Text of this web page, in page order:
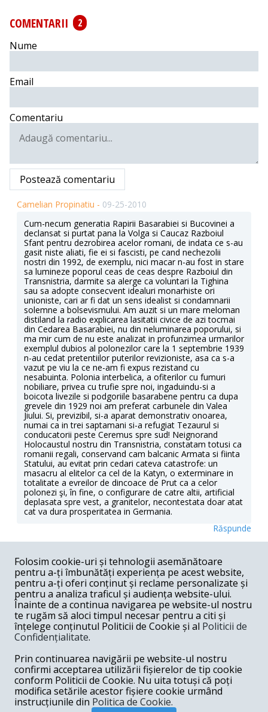
COMENTARII
2
Nume
Email
Comentariu
Postează comentariu
Camelian Propinatiu - 09-25-2010
Cum-necum generatia Rapirii Basarabiei si Bucovinei a
declansat si purtat pana la Volga si Caucaz Razboiul
Sfant pentru dezrobirea acelor romani, de indata ce s-au
gasit niste aliati, fie ei si fascisti, pe cand nechezolii
nostri din 1992, de exemplu, nici macar n-au fost in stare
sa lumineze poporul ceas de ceas despre Razboiul din
Transnistria, darmite sa alerge ca voluntari la Tighina
sau sa adopte consecvent idealuri monarhiste ori
unioniste, cari ar fi dat un sens idealist si condamnarii
solemne a bolsevismului. Am auzit si un mare meloman
distiland la radio explicarea lasitatii civice de azi tocmai
din Cedarea Basarabiei, nu din neluminarea poporului, si
ma mir cum de nu este analizat in profunzimea urmarilor
exemplul dubios al polonezilor care la 1 septembrie 1939
n-au cedat pretentiilor puterilor revizioniste, asa ca s-a
vazut pe viu la ce ne-am fi expus rezistand cu
nesabuinta. Polonia interbelica, a ofiterilor cu fumuri
nobiliare, privea cu trufie spre noi, ingaduindu-si a
boicota livezile si podgoriile basarabene pentru ca dupa
grevele din 1929 noi am preferat carbunele din Valea
Jiului. Si, previzibil, si-a aparat demonstrativ onoarea,
numai ca in trei saptamani si-a refugiat Tezaurul si
conducatorii peste Ceremus spre sud! Neignorand
Holocaustul nostru din Transnistria, constatam totusi ca
romanii regali, conservand cam balcanic Armata si fiinta
Statului, au evitat prin cedari cateva catastrofe: un
masacru al elitelor ca cel de la Katyn, o exterminare in
totalitate a evreilor de dincoace de Prut ca a celor
polonezi şi, în fine, o configurare de catre altii, artificial
deplasata spre vest, a granitelor, necontestata doar atat
cat va dura prosperitatea in Germania.
Răspunde
punctul 7: "înrăutăţirea" situaţiei interne?? deja cel care
scrie acest articol exprimă o judecată de valoare.
Înrăutăţită faţă de care altă situaţie? De cea precedentă?
Pâi trecerea de la un parlament liberal framentar la un
regim totalita...r legionar din contra e o îmbunătăţire a
situaţiei interne din punct de vedere a controlului intern.
Şi nu s-a mai văzut nicăeri în istorie un regim totalitar de
dreapta să slăbească o ţară la instaurarea sa, din contra
Şi nu se vorbeşte de numeroasele greve muncitoreşti
care au afectat ţara în acel period sub ideologia
comunistă, şi nici de raportul de 1 la 5 între români şi
evrei în şcoli sau universităţi. În opinia mea e un articol
inexact şi incomplet.
Folosim cookie-uri și tehnologii asemănătoare
pentru a-ți îmbunătăți experiența pe acest website,
pentru a-ți oferi conținut și reclame personalizate și
pentru a analiza traficul și audiența website-ului.
Înainte de a continua navigarea pe website-ul nostru
te rugăm să aloci timpul necesar pentru a citi și
înțelege conținutul Politicii de Cookie și al Politicii de
Confidențialitate.
Prin continuarea navigării pe website-ul nostru
confirmi acceptarea utilizării fișierelor de tip cookie
conform Politicii de Cookie. Nu uita totuși că poți
modifica setările acestor fișiere cookie urmând
instrucțiunile din Politica de Cookie.